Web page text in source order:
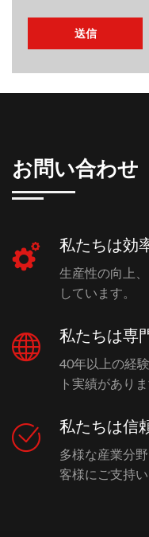
お問い合わせ
私たちは効
生産性の向上
しています。
私たちは専
40年以上の経
ト実績がありま
私たちは信
多様な産業分
客様にご支持